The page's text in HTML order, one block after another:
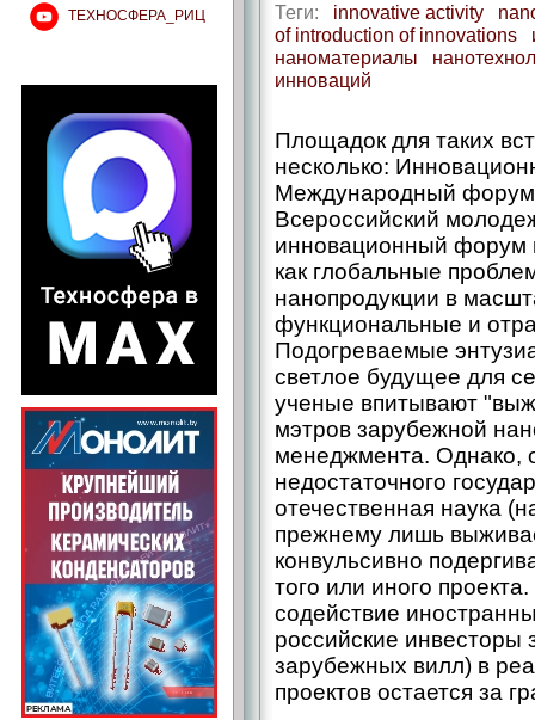
ТЕХНОСФЕРА_РИЦ Теги: innovative activity
of introduction of innovations
наноматериалы
инноваций
Площадок для таких
несколько:
Международный форум
Всероссийский
инновационный форум
как глобальные
нанопродукции в
функциональные и
Подогреваемые
светлое будущее для
ученые впитывают
мэтров зарубежной
менеджмента. Однако,
недостаточного
отечественная наука
прежнему лишь
конвульсивно
того или иного
содействие
российские инвесторы
зарубежных вилл) в
проектов остается за